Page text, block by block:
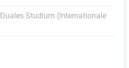
Studium (Internationale